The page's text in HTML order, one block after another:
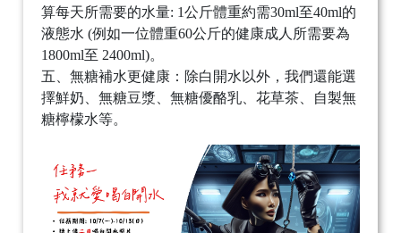
算每天所需要的水量: 1公斤體重約需30ml至40ml的
液態水 (例如一位體重60公斤的健康成人所需要為
1800ml至 2400ml)。
五、無糖補水更健康：除白開水以外，我們還能選
擇鮮奶、無糖豆漿、無糖優酪乳、花草茶、自製無
糖檸檬水等。